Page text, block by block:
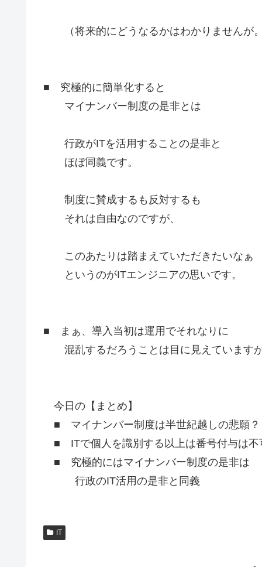
（将来的にどうなるかはわかりませんが。
■ 究極的に簡単化すると
マイナンバー制度の是非とは
行政がITを活用することの是非と
ほぼ同義です。
制度に賛成するも反対するも
それは自由なのですが、
このあたりは踏まえていただきたいなぁ
というのがITエンジニアの思いです。
■ まぁ、導入当初は運用でそれなりに
混乱するだろうことは目に見えていますが
今日の【まとめ】
■ マイナンバー制度は半世紀越しの悲願？
■ ITで個人を識別する以上は番号付与は不
■ 究極的にはマイナンバー制度の是非は
行政のIT活用の是非と同義
IT